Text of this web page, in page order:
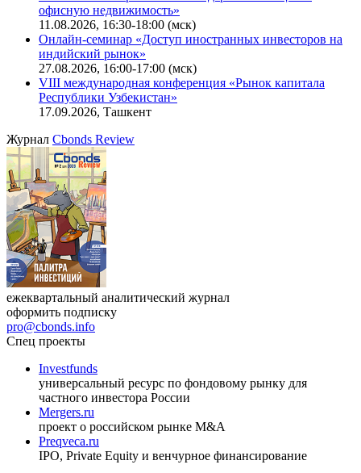
офисную недвижимость»
11.08.2026, 16:30-18:00 (мск)
Онлайн-семинар «Доступ иностранных инвесторов на
индийский рынок»
27.08.2026, 16:00-17:00 (мск)
VIII международная конференция «Рынок капитала
Республики Узбекистан»
17.09.2026, Ташкент
Журнал Cbonds Review
ежеквартальный аналитический журнал
оформить подписку
pro@cbonds.info
Спец проекты
Investfunds
универсальный ресурс по фондовому рынку для
частного инвестора России
Mergers.ru
проект о российском рынке M&A
Preqveca.ru
IPO, Private Equity и венчурное финансирование